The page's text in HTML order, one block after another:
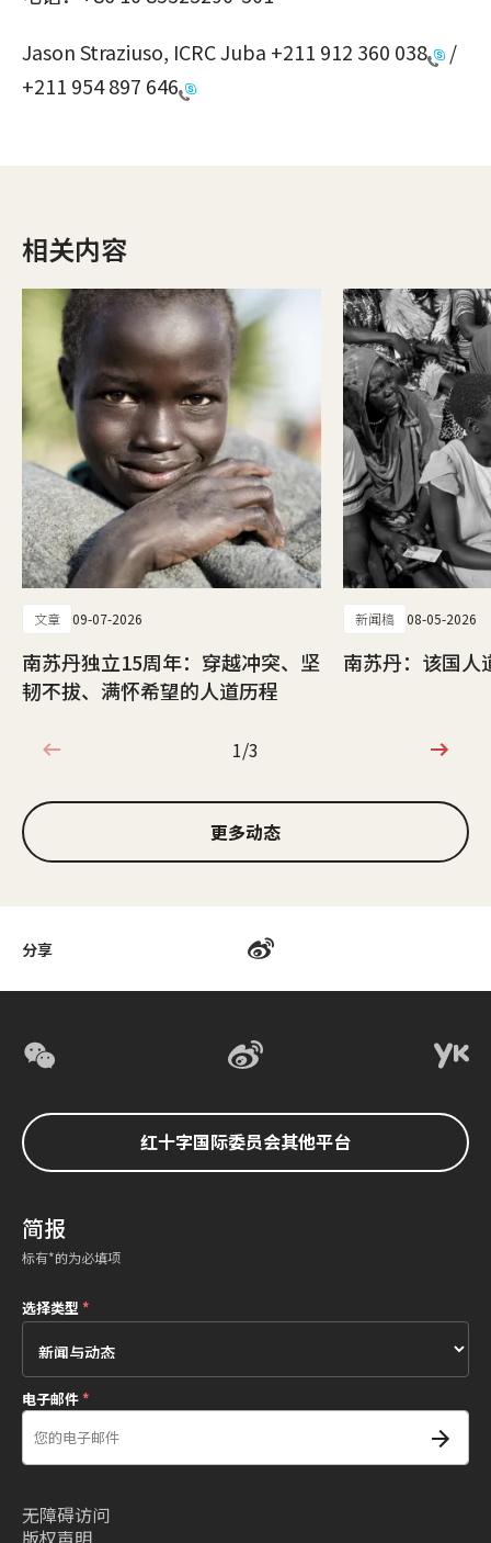
分享
Jason Straziuso, ICRC Juba +211 912 360 038
/
+211 954 897 646
相关内容
文章 09-07-2026
南苏丹独立15周年：穿越冲突、坚
韧不拔、满怀希望的人道历程
新闻稿 08-05-2026
南苏丹：该国人
1/3
1/3
更多动态
红十字国际委员会其他平台
简报
标有*的为必填项
选择类型*
电子邮件*
无障碍访问